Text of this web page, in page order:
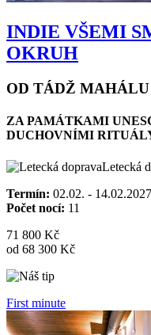
INDIE VŠEMI
OKRUH
OD TÁDŽ
ZA PAMÁTKAMI
DUCHOVNÍMI
Letecká
Termín: 02.02. - 14.02.2027
Počet nocí: 11
71 800 Kč
od 68 300 Kč
First minute